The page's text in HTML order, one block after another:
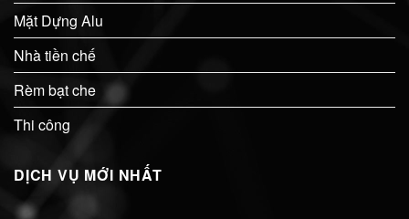
Mặt Dựng Alu
Nhà tiền chế
Rèm bạt che
Thi công
DỊCH VỤ MỚI NHẤT